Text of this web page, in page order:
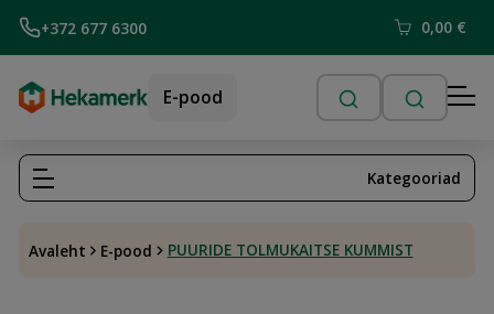
+372 677 6300 0,00 €
E-pood
Avaleht E-pood PUURIDE TOLMUKAITSE KUMMIST
Kategooriad